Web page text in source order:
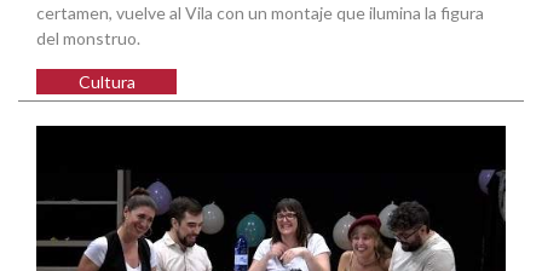
certamen, vuelve al Vila con un montaje que ilumina la figura
del monstruo.
Cultura